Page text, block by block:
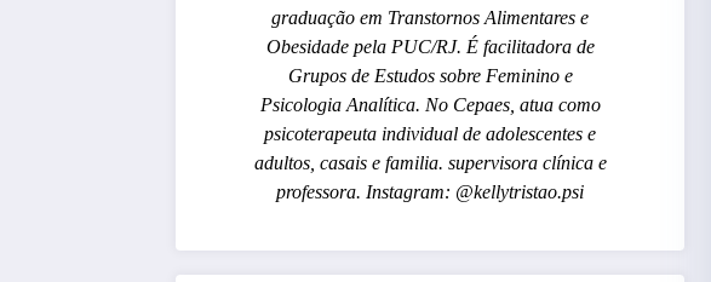
graduação em Transtornos Alimentares e
Obesidade pela PUC/RJ. É facilitadora de
Grupos de Estudos sobre Feminino e
Psicologia Analítica. No Cepaes, atua como
psicoterapeuta individual de adolescentes e
adultos, casais e familia. supervisora clínica e
professora. Instagram: @kellytristao.psi